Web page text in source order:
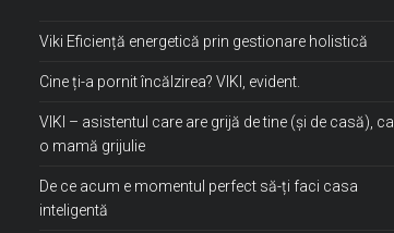
Viki Eficiență energetică prin gestionare holistică
Cine ți-a pornit încălzirea? VIKI, evident.
VIKI – asistentul care are grijă de tine (și de casă), ca
o mamă grijulie
De ce acum e momentul perfect să-ți faci casa
inteligentă